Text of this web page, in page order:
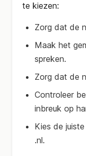
te kiezen:
Zorg dat de
Maak het
spreken.
Zorg dat de
Controleer
inbreuk op
Kies de
.nl.